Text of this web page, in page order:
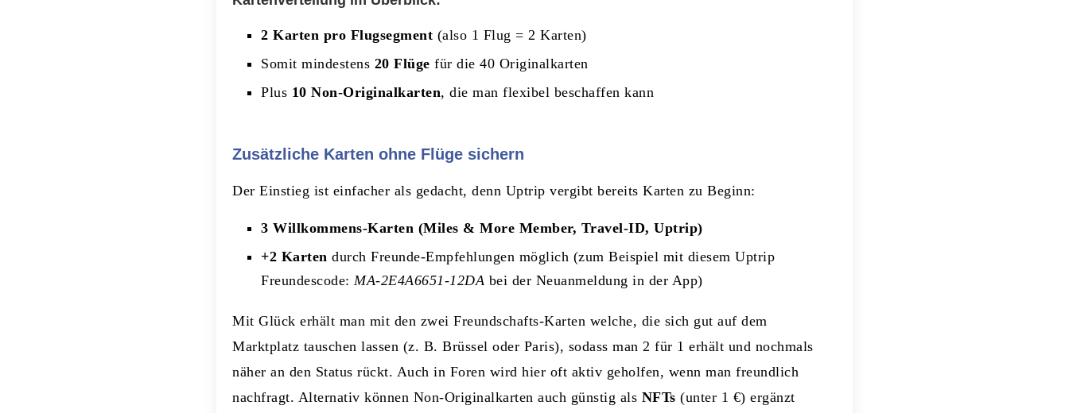
2 Karten pro Flugsegment (also 1 Flug = 2 Karten)
Somit mindestens 20 Flüge für die 40 Originalkarten
Plus 10 Non-Originalkarten, die man flexibel beschaffen kann
Zusätzliche Karten ohne Flüge sichern
Der Einstieg ist einfacher als gedacht, denn Uptrip vergibt bereits Karten zu Beginn:
3 Willkommens-Karten (Miles & More Member, Travel-ID, Uptrip)
+2 Karten durch Freunde-Empfehlungen möglich (zum Beispiel mit diesem Uptrip
Freundescode: MA-2E4A6651-12DA bei der Neuanmeldung in der App)
Mit Glück erhält man mit den zwei Freundschafts-Karten welche, die sich gut auf dem
Marktplatz tauschen lassen (z. B. Brüssel oder Paris), sodass man 2 für 1 erhält und nochmals
näher an den Status rückt. Auch in Foren wird hier oft aktiv geholfen, wenn man freundlich
nachfragt. Alternativ können Non-Originalkarten auch günstig als NFTs (unter 1 €) ergänzt